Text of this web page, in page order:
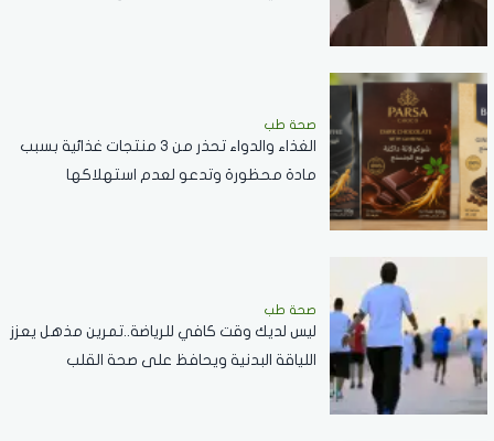
صحة طب
الغذاء والدواء تحذر من 3 منتجات غذائية بسبب
مادة محظورة وتدعو لعدم استهلاكها
صحة طب
ليس لديك وقت كافي للرياضة..تمرين مذهل يعزز
اللياقة البدنية ويحافظ على صحة القلب